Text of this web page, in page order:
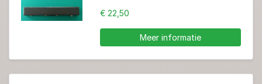
€ 22,50
Meer informatie